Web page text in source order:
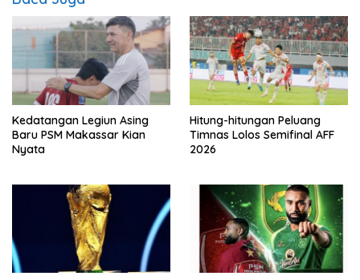
Kedatangan Legiun Asing
Baru PSM Makassar Kian
Nyata
Hitung-hitungan Peluang
Timnas Lolos Semifinal AFF
2026